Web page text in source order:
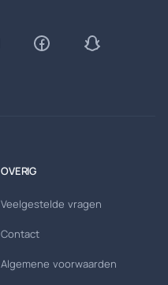
OVERIG
Veelgestelde vragen
Contact
Algemene voorwaarden